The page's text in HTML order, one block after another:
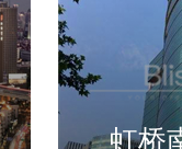
虹桥